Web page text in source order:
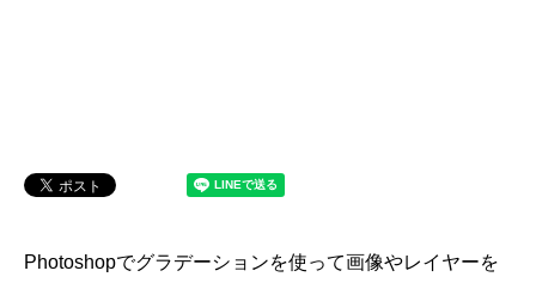
Photoshopでグラデーションを使って画像やレイヤーを